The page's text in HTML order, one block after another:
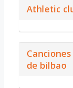
Athletic
de bilbao